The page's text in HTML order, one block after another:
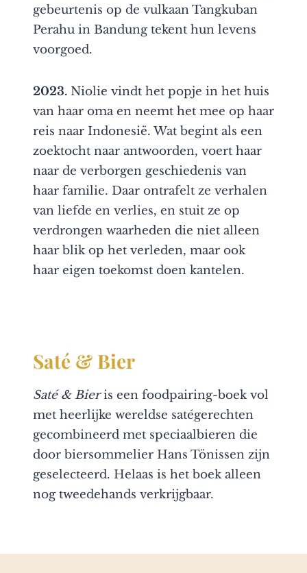
gebeurtenis op de vulkaan Tangkuban
Perahu in Bandung tekent hun levens
voorgoed.
2023. Niolie vindt het popje in het huis
van haar oma en neemt het mee op haar
reis naar Indonesië. Wat begint als een
zoektocht naar antwoorden, voert haar
naar de verborgen geschiedenis van
haar familie. Daar ontrafelt ze verhalen
van liefde en verlies, en stuit ze op
verdrongen waarheden die niet alleen
haar blik op het verleden, maar ook
haar eigen toekomst doen kantelen.
Saté & Bier
Saté & Bieris een foodpairing-boek vol
met heerlijke wereldse satégerechten
gecombineerd met speciaalbieren die
door biersommelier Hans Tönissen zijn
geselecteerd. Helaas is het boek alleen
nog tweedehands verkrijgbaar.